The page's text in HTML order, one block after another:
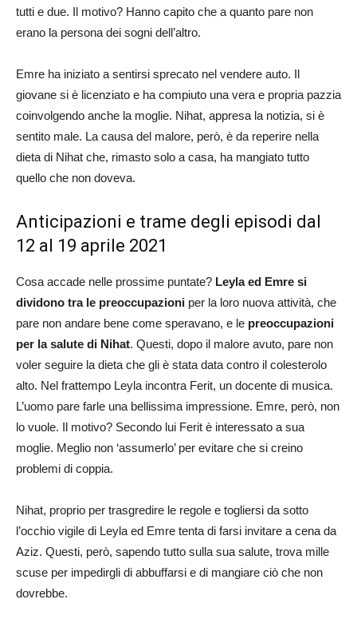
tutti e due. Il motivo? Hanno capito che a quanto pare non
erano la persona dei sogni dell’altro.
Emre ha iniziato a sentirsi sprecato nel vendere auto. Il
giovane si è licenziato e ha compiuto una vera e propria pazzia
coinvolgendo anche la moglie. Nihat, appresa la notizia, si è
sentito male. La causa del malore, però, è da reperire nella
dieta di Nihat che, rimasto solo a casa, ha mangiato tutto
quello che non doveva.
Anticipazioni e trame degli episodi dal
12 al 19 aprile 2021
Cosa accade nelle prossime puntate? Leyla ed Emre si
dividono tra le preoccupazioni per la loro nuova attività, che
pare non andare bene come speravano, e le preoccupazioni
per la salute di Nihat. Questi, dopo il malore avuto, pare non
voler seguire la dieta che gli è stata data contro il colesterolo
alto. Nel frattempo Leyla incontra Ferit, un docente di musica.
L’uomo pare farle una bellissima impressione. Emre, però, non
lo vuole. Il motivo? Secondo lui Ferit è interessato a sua
moglie. Meglio non ‘assumerlo’ per evitare che si creino
problemi di coppia.
Nihat, proprio per trasgredire le regole e togliersi da sotto
l’occhio vigile di Leyla ed Emre tenta di farsi invitare a cena da
Aziz. Questi, però, sapendo tutto sulla sua salute, trova mille
scuse per impedirgli di abbuffarsi e di mangiare ciò che non
dovrebbe.